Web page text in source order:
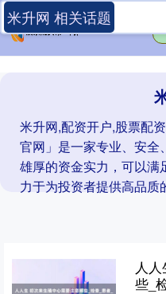
米升网,配资开户,股票配
官网」是一家专业、安全
雄厚的资金实力，可以满
力于为投资者提供高品质
米升网 相关话题
人
些_